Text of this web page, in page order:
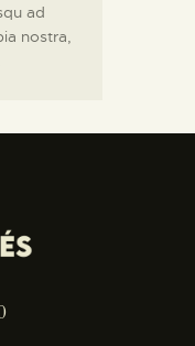
ad
nostra,